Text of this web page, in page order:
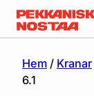
Hem / Kranar
6.1